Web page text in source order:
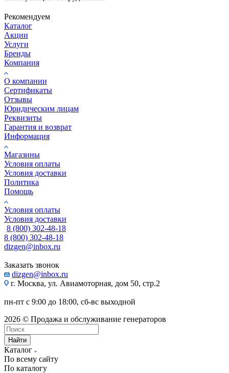
Рекомендуем
Каталог
Акции
Услуги
Бренды
Компания
О компании
Сертификаты
Отзывы
Юридическим лицам
Реквизиты
Гарантия и возврат
Информация
Магазины
Условия оплаты
Условия доставки
Политика
Помощь
Условия оплаты
Условия доставки
8 (800) 302-48-18
8 (800) 302-48-18
dizgen@inbox.ru
Заказать звонок
dizgen@inbox.ru
г. Москва, ул. Авиамоторная, дом 50, стр.2
пн-пт с 9:00 до 18:00, сб-вс выходной
2026 © Продажа и обслуживание генераторов
Найти
Каталог
По всему сайту
По каталогу